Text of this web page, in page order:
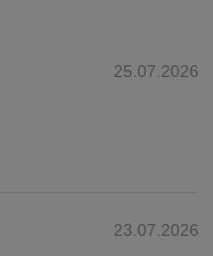
25.07.2026
23.07.2026